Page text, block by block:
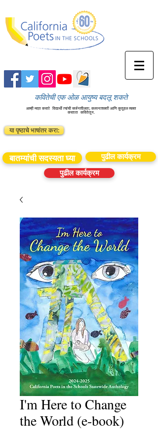
कवितेची एक ओळ आयुष्य बदलू शकते
आम्ही मदत करतो विद्यार्थी त्यांची सर्जनशीलता, कल्पनाशक्ती आणि कुतूहल व्यक्त
करतात कवितेतून.
या पृष्ठाचे भाषांतर करा:
बातम्यांची सदस्यता घ्या
पुढील कार्यक्रम
पुढील कार्यक्रम
I'm Here to Change
the World (e-book)